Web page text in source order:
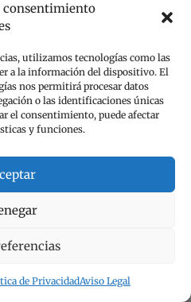
consentimiento
utilizamos tecnologías como las
a la información del dispositivo. El
nos permitirá procesar datos
o las identificaciones únicas
el consentimiento, puede afectar
y funciones.
de PrivacidadAviso Legal
de queso que has hecho,
Responder
de 2016 a las 16:48
por seguirme ! Ya me
Mugis que me gusto
si te gustan otras recetas
Responder